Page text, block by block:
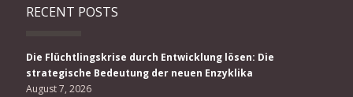
RECENT POSTS
Die Flüchtlingskrise durch Entwicklung lösen: Die
strategische Bedeutung der neuen Enzyklika
August 7, 2026